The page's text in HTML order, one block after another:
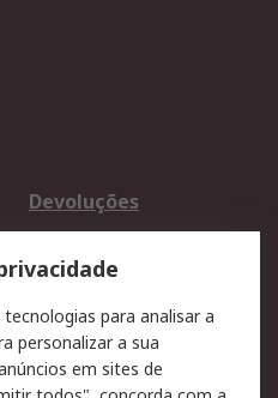
Devoluções
Qualidade e ambiente
para analisar a
personalizar a sua
em sites de